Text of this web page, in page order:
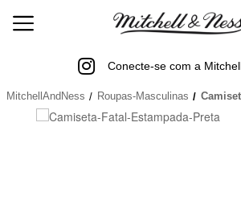
Conecte-se com a
MitchellAndNess Roupas-Masculinas